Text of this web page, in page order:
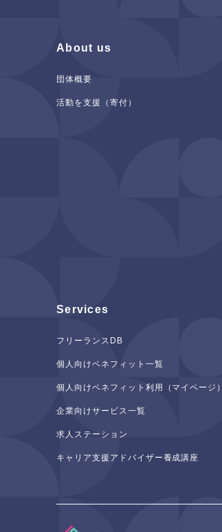
About us
団体概要
活動を支援（寄付）
Services
フリーランスDB
個人向けベネフィット一覧
個人向けベネフィット利用（マイページ）
企業向けサービス一覧
求人ステーション
キャリア支援アドバイザー養成講座